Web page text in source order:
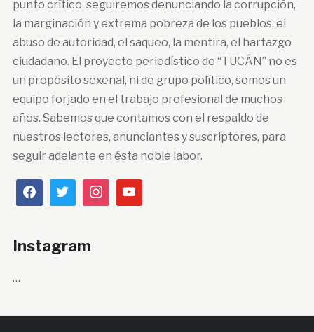
punto crítico, seguiremos denunciando la corrupción,
la marginación y extrema pobreza de los pueblos, el
abuso de autoridad, el saqueo, la mentira, el hartazgo
ciudadano. El proyecto periodístico de “TUCÁN” no es
un propósito sexenal, ni de grupo político, somos un
equipo forjado en el trabajo profesional de muchos
años. Sabemos que contamos con el respaldo de
nuestros lectores, anunciantes y suscriptores, para
seguir adelante en ésta noble labor.
Instagram
…